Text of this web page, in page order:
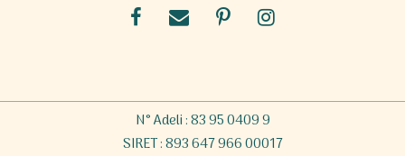
N° Adeli : 83 95 0409 9
SIRET : 893 647 966 00017